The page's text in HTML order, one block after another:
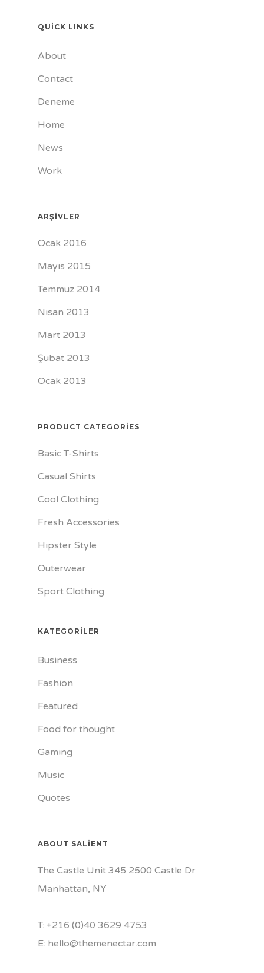
QUICK LINKS
About
Contact
Deneme
Home
News
Work
ARŞIVLER
Ocak 2016
Mayıs 2015
Temmuz 2014
Nisan 2013
Mart 2013
Şubat 2013
Ocak 2013
PRODUCT CATEGORIES
Basic T-Shirts
Casual Shirts
Cool Clothing
Fresh Accessories
Hipster Style
Outerwear
Sport Clothing
KATEGORILER
Business
Fashion
Featured
Food for thought
Gaming
Music
Quotes
ABOUT SALIENT
The Castle Unit 345 2500 Castle Dr
Manhattan, NY
T: +216 (0)40 3629 4753
E: hello@themenectar.com